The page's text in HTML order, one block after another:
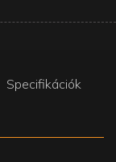
Specifikációk